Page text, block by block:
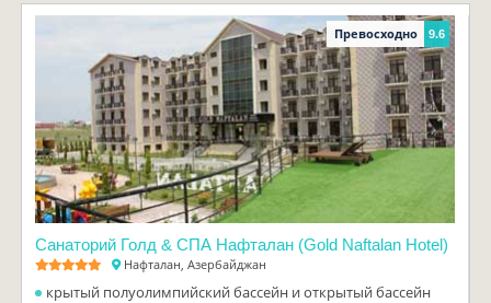
Превосходно 9.6
Санаторий Голд & СПА Нафталан (Gold Naftalan Hotel)
Нафталан, Азербайджан
крытый полуолимпийский бассейн и открытый бассейн